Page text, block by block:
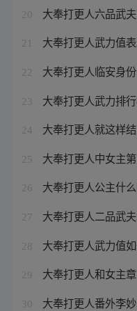
20 大奉打更人六品武
21 大奉打更人武力值
22 大奉打更人临安身
23 大奉打更人武力排
24 大奉打更人就这样
25 大奉打更人中女主
26 大奉打更人公主什
27 大奉打更人二品武
28 大奉打更人武力值
29 大奉打更人和女主
30 大奉打更人番外李